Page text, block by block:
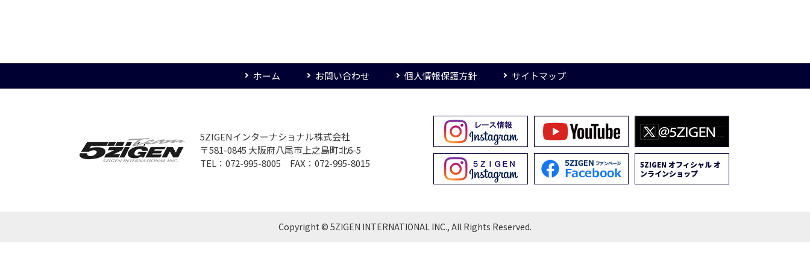
ホーム お問い合わせ 個人情報保護方針 サイトマップ
5ZIGENインターナショナル株式会社
〒581-0845 大阪府八尾市上之島町北6-5
TEL：072-995-8005 FAX：072-995-8015
5ZIGEN オフィシャル オ
ンラインショップ
Copyright © 5ZIGEN INTERNATIONAL INC., All Rights Reserved.